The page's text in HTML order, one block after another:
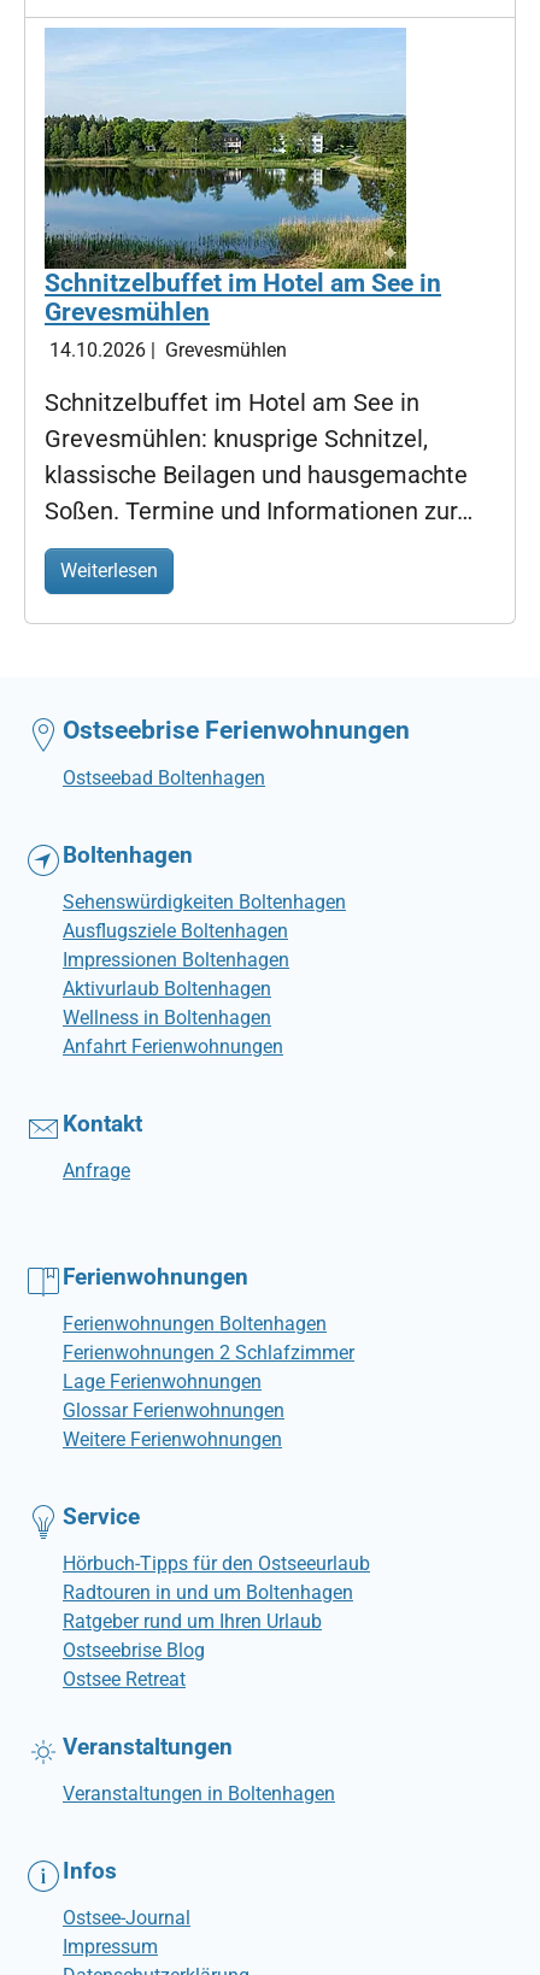
Schnitzelbuffet im Hotel am See in
Grevesmühlen
14.10.2026 | Grevesmühlen
Schnitzelbuffet im Hotel am See in
Grevesmühlen: knusprige Schnitzel,
klassische Beilagen und hausgemachte
Soßen. Termine und Informationen zur…
Weiterlesen
Ostseebrise Ferienwohnungen
Ostseebad Boltenhagen
Boltenhagen
Sehenswürdigkeiten Boltenhagen
Ausflugsziele Boltenhagen
Impressionen Boltenhagen
Aktivurlaub Boltenhagen
Wellness in Boltenhagen
Anfahrt Ferienwohnungen
Kontakt
Anfrage
Ferienwohnungen
Ferienwohnungen Boltenhagen
Ferienwohnungen 2 Schlafzimmer
Lage Ferienwohnungen
Glossar Ferienwohnungen
Weitere Ferienwohnungen
Service
Hörbuch-Tipps für den Ostseeurlaub
Radtouren in und um Boltenhagen
Ratgeber rund um Ihren Urlaub
Ostseebrise Blog
Ostsee Retreat
Veranstaltungen
Veranstaltungen in Boltenhagen
Infos
Ostsee-Journal
Impressum